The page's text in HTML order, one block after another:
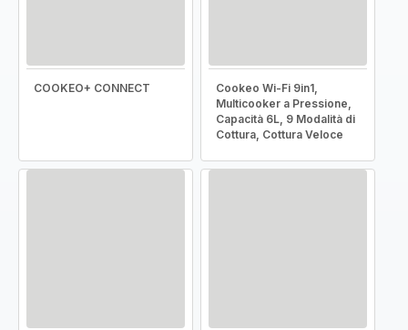
COOKEO+ CONNECT
Cookeo Wi-Fi 9in1,
Multicooker a Pressione,
Capacità 6L, 9 Modalità di
Cottura, Cottura Veloce